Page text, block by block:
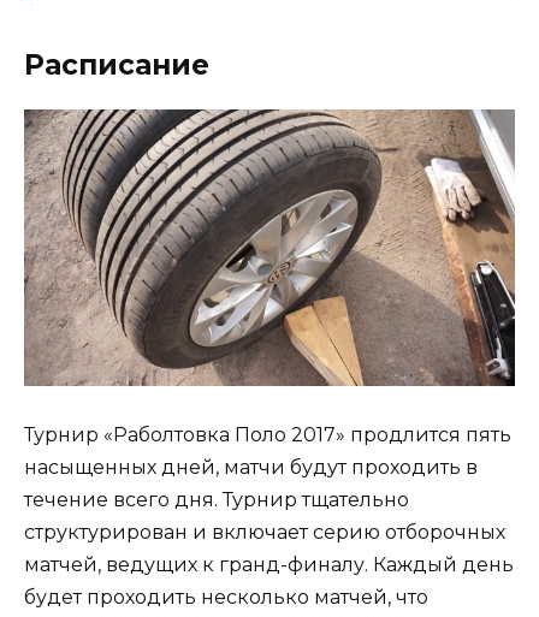
Расписание
Турнир «Раболтовка Поло 2017» продлится пять
насыщенных дней, матчи будут проходить в
течение всего дня. Турнир тщательно
структурирован и включает серию отборочных
матчей, ведущих к гранд-финалу. Каждый день
будет проходить несколько матчей, что